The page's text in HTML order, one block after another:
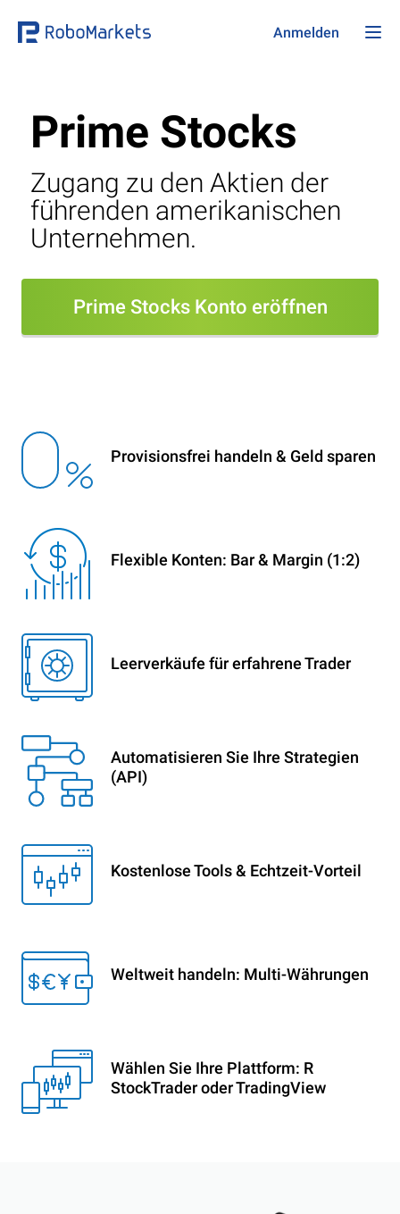
Anmelden
Prime Stocks
Zugang zu den Aktien der
führenden amerikanischen
Unternehmen.
Prime Stocks Konto eröffnen
Provisionsfrei handeln & Geld sparen
Flexible Konten: Bar & Margin (1:2)
Leerverkäufe für erfahrene Trader
Automatisieren Sie Ihre Strategien
(API)
Kostenlose Tools & Echtzeit-Vorteil
Weltweit handeln: Multi-Währungen
Wählen Sie Ihre Plattform: R
StockTrader oder TradingView